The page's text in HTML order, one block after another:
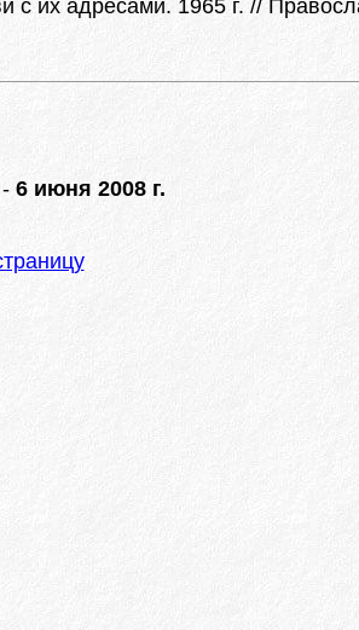
с их адресами. 1965 г. //
6 июня 2008 г.